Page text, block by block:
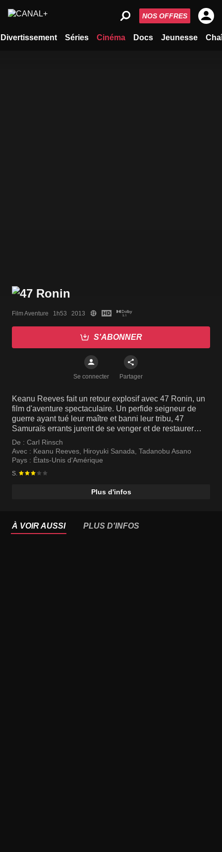
Divertissement Séries Cinéma Docs Jeunesse
NOS OFFRES
Film Aventure   1h53   2013
S'ABONNER
Se connecter Partager
Keanu Reeves fait un retour explosif avec 47 Ronin, un
film d'aventure spectaculaire. Un perfide seigneur de
guerre ayant tué leur maître et banni leur tribu, 47
Samuraïs errants jurent de se venger et de restaurer
l'honneur de leurs compatriotes.
De : Carl Rinsch
Avec : Keanu Reeves, Hiroyuki Sanada, Tadanobu Asano
Pays : États-Unis d'Amérique
S.
Plus d'infos
À VOIR AUSSI PLUS D'INFOS